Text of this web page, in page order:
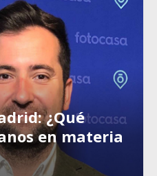
¿Qué
en materia